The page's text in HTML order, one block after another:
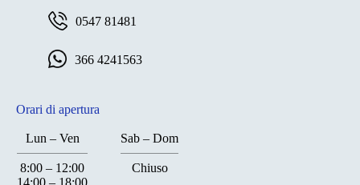
0547 81481
366 4241563
Orari di apertura
Lun – Ven Sab – Dom
8:00 – 12:00
14:00 – 18:00
Chiuso